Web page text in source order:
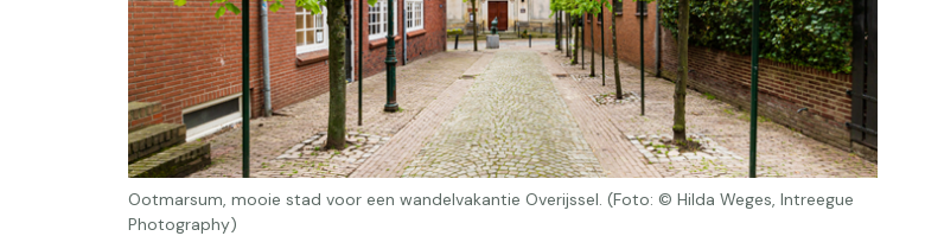
Ootmarsum, mooie stad voor een wandelvakantie Overijssel. (Foto: © Hilda Weges, Intreegue
Photography)